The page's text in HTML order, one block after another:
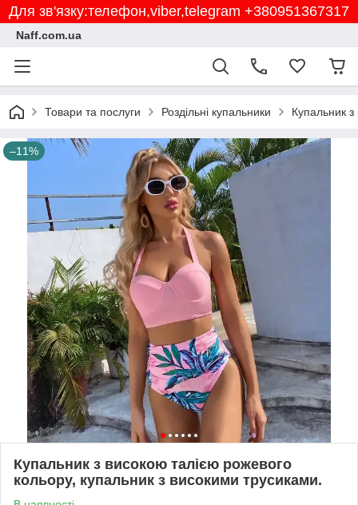
Для зв'язку:телефон,viber,telegram +380951367317
Naff.com.ua
Товари та послуги Роздільні купальники Купальник
–11%
Купальник з високою талією рожевого
кольору, купальник з високими трусиками.